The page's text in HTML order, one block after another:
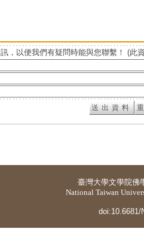
，以便我們有疑問時能與您聯繫！ (此
臺灣大學文學院佛
National Taiwan
doi:10.6681/